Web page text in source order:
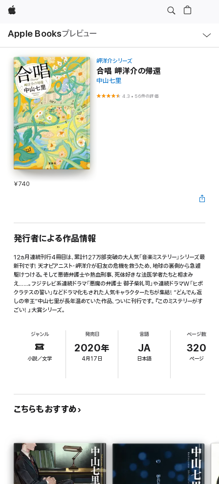
Apple
Apple Booksプレビュー
ル
岬洋介シリーズ
合唱 岬洋介の帰還
中山七里
4.3 • 56件の評価
¥740
発行者による作品情報
12ヵ月連続刊行4冊目は、累計127万部突破の大人気「音楽ミステリー」シリーズ最
新刊です! 天才ピアニスト・岬洋介が旧友の危機を救うため、地球の裏側から急遽
駆けつける。そして悪徳弁護士や熱血刑事、死体好きな法医学者たちと相まみ
え……。フジテレビ系連続ドラマ「悪魔の弁護士 御子柴礼司」や連続ドラマW「ヒポ
クラテスの誓い」などドラマ化もされた人気キャラクターたちが集結! “どんでん返
しの帝王”中山七里が長年温めていた作品、ついに刊行です。『このミステリーがす
ごい! 』大賞シリーズ。
ジャンル
小説／文学
発売日
2020年
4月17日
言語
JA
日本語
ページ数
320
ページ
こちらもおすすめ